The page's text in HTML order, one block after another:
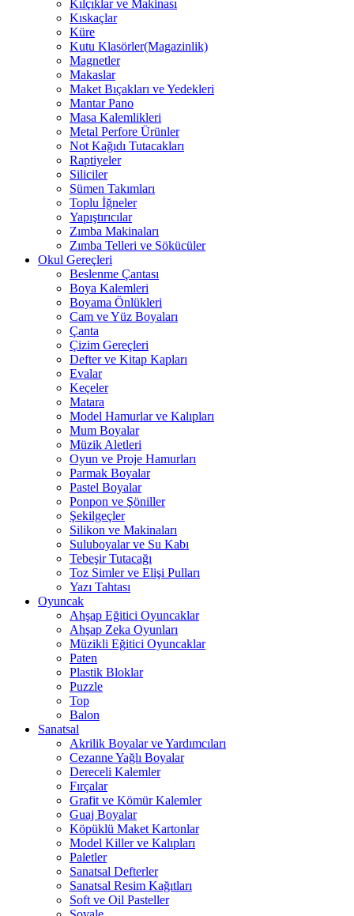
Kılçıklar ve Makinası
Kıskaçlar
Küre
Kutu Klasörler(Magazinlik)
Magnetler
Makaslar
Maket Bıçakları ve Yedekleri
Mantar Pano
Masa Kalemlikleri
Metal Perfore Ürünler
Not Kağıdı Tutacakları
Raptiyeler
Siliciler
Sümen Takımları
Toplu İğneler
Yapıştırıcılar
Zımba Makinaları
Zımba Telleri ve Sökücüler
Okul Gereçleri
Beslenme Çantası
Boya Kalemleri
Boyama Önlükleri
Cam ve Yüz Boyaları
Çanta
Çizim Gereçleri
Defter ve Kitap Kapları
Evalar
Keçeler
Matara
Model Hamurlar ve Kalıpları
Mum Boyalar
Müzik Aletleri
Oyun ve Proje Hamurları
Parmak Boyalar
Pastel Boyalar
Ponpon ve Şöniller
Şekilgeçler
Silikon ve Makinaları
Suluboyalar ve Su Kabı
Tebeşir Tutacağı
Toz Simler ve Elişi Pulları
Yazı Tahtası
Oyuncak
Ahşap Eğitici Oyuncaklar
Ahşap Zeka Oyunları
Müzikli Eğitici Oyuncaklar
Paten
Plastik Bloklar
Puzzle
Top
Balon
Sanatsal
Akrilik Boyalar ve Yardımcıları
Cezanne Yağlı Boyalar
Dereceli Kalemler
Fırçalar
Grafit ve Kömür Kalemler
Guaj Boyalar
Köpüklü Maket Kartonlar
Model Killer ve Kalıpları
Paletler
Sanatsal Defterler
Sanatsal Resim Kağıtları
Soft ve Oil Pasteller